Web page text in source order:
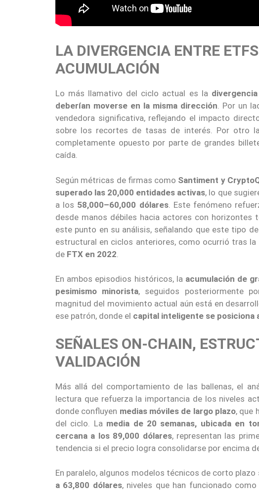
LA DIVERGENCIA ENTRE
ACUMULACIÓN
Lo más llamativo del ciclo actual es la
deberían moverse en la misma dirección. Por un
vendedora significativa, reflejando el impacto
sobre los recortes de tasas de interés. Por otro
completamente opuesto por parte de grandes
caída.
Según métricas de firmas como Santiment y
superado las 20,000 entidades activas, lo que
a los 58,000–60,000 dólares. Este fenómeno
desde manos débiles hacia actores con horizontes
este punto en su análisis, señalando que este tipo
estructural en ciclos anteriores, como ocurrió tras la
de FTX en 2022
En ambos episodios históricos, la acumulación de
pesimismo minorista, seguidos posteriormente
magnitud del movimiento actual aún está en
ese patrón, donde el capital inteligente se posiciona
SEÑALES ON-CHAIN,
VALIDACIÓN
Más allá del comportamiento de las ballenas, el
lectura que refuerza la importancia de los niveles
donde confluyen medias móviles de largo plazo, que
del ciclo. La media de 20 semanas, ubicada en
cercana a los 89,000 dólares, representan las
tendencia si el precio logra consolidarse por encima
En paralelo, algunos modelos técnicos de corto
a 63,800 dólares, niveles que han funcionado